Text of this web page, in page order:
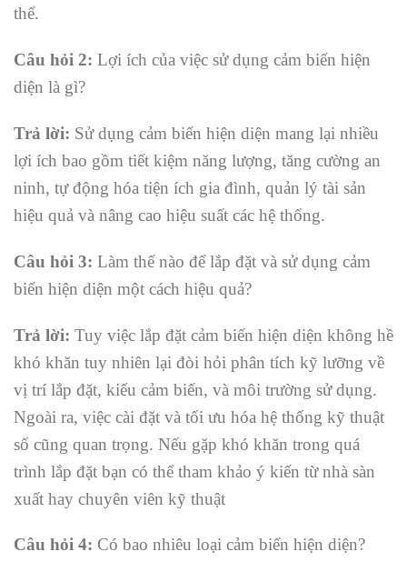
thể.
Câu hỏi 2: Lợi ích của việc sử dụng cảm biến hiện
diện là gì?
Trả lời: Sử dụng cảm biến hiện diện mang lại nhiều
lợi ích bao gồm tiết kiệm năng lượng, tăng cường an
ninh, tự động hóa tiện ích gia đình, quản lý tài sản
hiệu quả và nâng cao hiệu suất các hệ thống.
Câu hỏi 3: Làm thế nào để lắp đặt và sử dụng cảm
biến hiện diện một cách hiệu quả?
Trả lời: Tuy việc lắp đặt cảm biến hiện diện không hề
khó khăn tuy nhiên lại đòi hỏi phân tích kỹ lưỡng về
vị trí lắp đặt, kiểu cảm biến, và môi trường sử dụng.
Ngoài ra, việc cài đặt và tối ưu hóa hệ thống kỹ thuật
số cũng quan trọng. Nếu gặp khó khăn trong quá
trình lắp đặt bạn có thể tham khảo ý kiến từ nhà sàn
xuất hay chuyên viên kỹ thuật
Câu hỏi 4: Có bao nhiêu loại cảm biến hiện diện?